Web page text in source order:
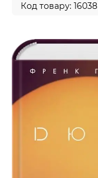
Код товару: 16038